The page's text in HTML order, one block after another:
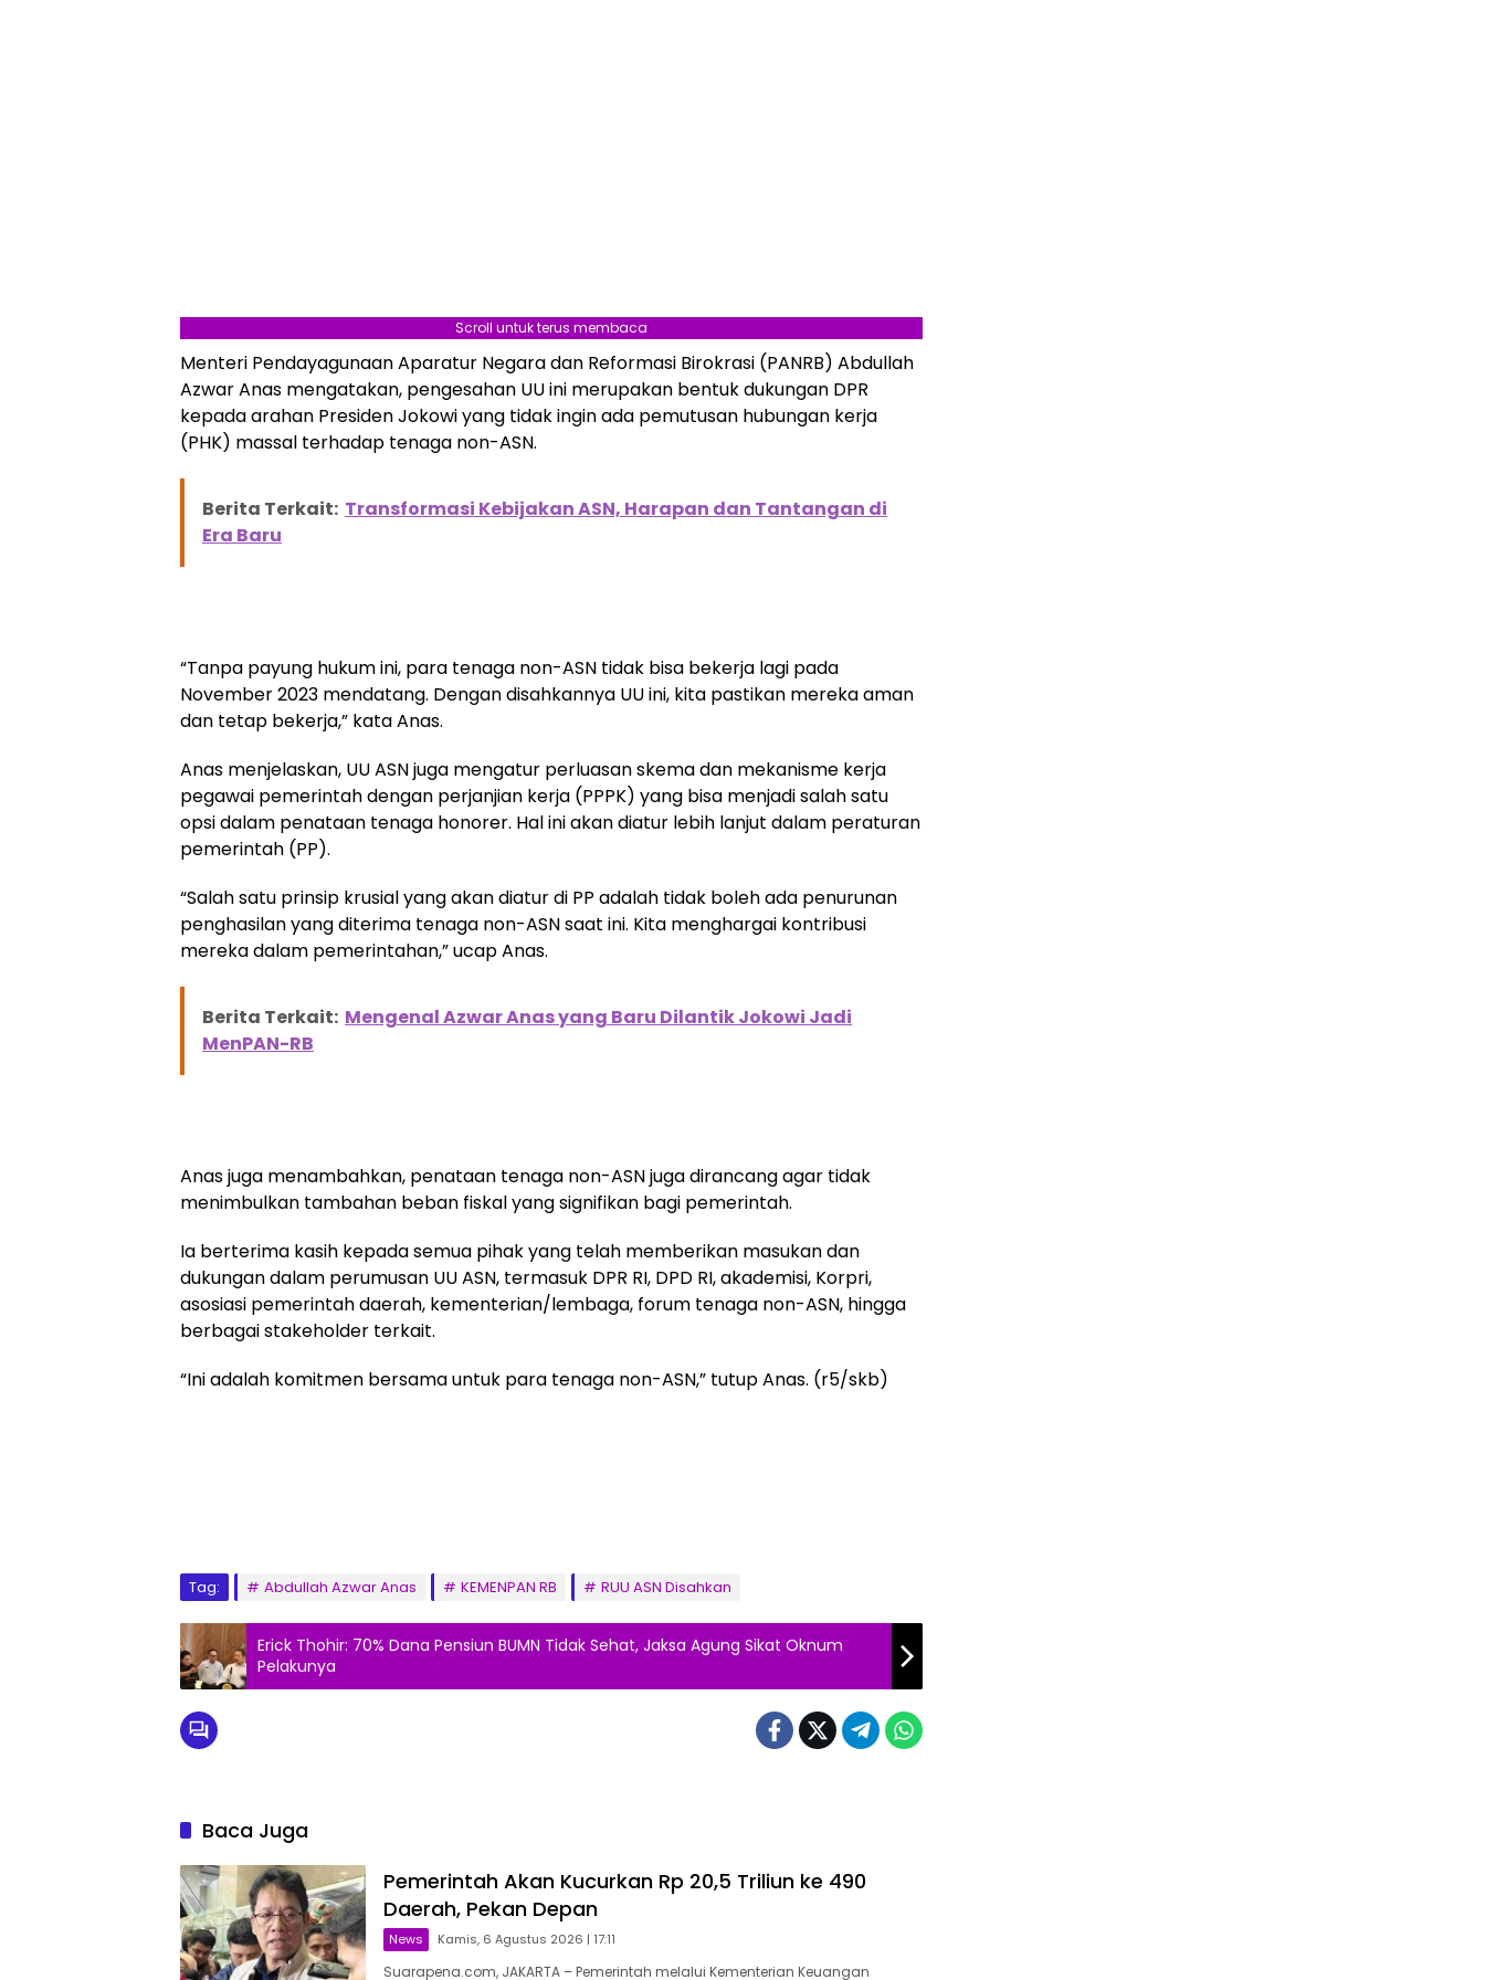
Scroll untuk terus membaca
Menteri Pendayagunaan Aparatur Negara dan Reformasi Birokrasi (PANRB) Abdullah
Azwar Anas mengatakan, pengesahan UU ini merupakan bentuk dukungan DPR
kepada arahan Presiden Jokowi yang tidak ingin ada pemutusan hubungan kerja
(PHK) massal terhadap tenaga non-ASN.
Berita Terkait: Transformasi Kebijakan ASN, Harapan dan Tantangan di
Era Baru
“Tanpa payung hukum ini, para tenaga non-ASN tidak bisa bekerja lagi pada
November 2023 mendatang. Dengan disahkannya UU ini, kita pastikan mereka aman
dan tetap bekerja,” kata Anas.
Anas menjelaskan, UU ASN juga mengatur perluasan skema dan mekanisme kerja
pegawai pemerintah dengan perjanjian kerja (PPPK) yang bisa menjadi salah satu
opsi dalam penataan tenaga honorer. Hal ini akan diatur lebih lanjut dalam peraturan
pemerintah (PP).
“Salah satu prinsip krusial yang akan diatur di PP adalah tidak boleh ada penurunan
penghasilan yang diterima tenaga non-ASN saat ini. Kita menghargai kontribusi
mereka dalam pemerintahan,” ucap Anas.
Berita Terkait: Mengenal Azwar Anas yang Baru Dilantik Jokowi Jadi
MenPAN-RB
Anas juga menambahkan, penataan tenaga non-ASN juga dirancang agar tidak
menimbulkan tambahan beban fiskal yang signifikan bagi pemerintah.
Ia berterima kasih kepada semua pihak yang telah memberikan masukan dan
dukungan dalam perumusan UU ASN, termasuk DPR RI, DPD RI, akademisi, Korpri,
asosiasi pemerintah daerah, kementerian/lembaga, forum tenaga non-ASN, hingga
berbagai stakeholder terkait.
“Ini adalah komitmen bersama untuk para tenaga non-ASN,” tutup Anas. (r5/skb)
Tag: Abdullah Azwar Anas KEMENPAN RB RUU ASN Disahkan
Erick Thohir: 70% Dana Pensiun BUMN Tidak Sehat, Jaksa Agung Sikat Oknum
Pelakunya
Baca Juga
Pemerintah Akan Kucurkan Rp 20,5 Triliun ke 490
Daerah, Pekan Depan
News Kamis, 6 Agustus 2026 | 17:11
Suarapena.com, JAKARTA – Pemerintah melalui Kementerian Keuangan